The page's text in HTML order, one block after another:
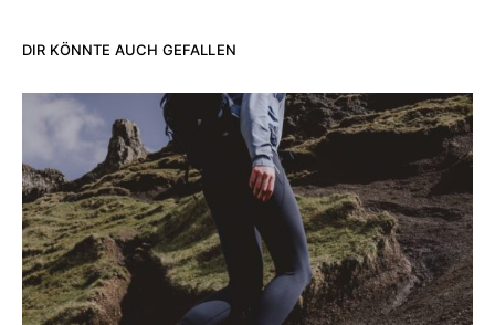
DIR KÖNNTE AUCH GEFALLEN